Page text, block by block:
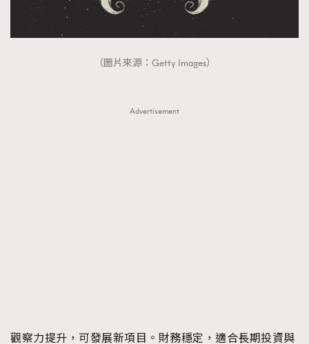
（圖片來源：Getty Images）
Advertisement
觀察力提升，可發展新項目。財務穩定，適合長期投資與